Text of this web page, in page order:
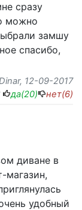
сразу
можно
замшу
спасибо,
, 12-09-2017
да(20) нет(6)
диване в
магазин,
удобный